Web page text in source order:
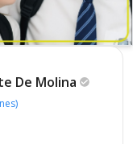
De Molina